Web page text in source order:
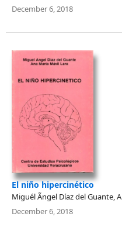
December 6, 2018
El niño hipercinético
Miguél Ãngel Díaz del Guante,
December 6, 2018